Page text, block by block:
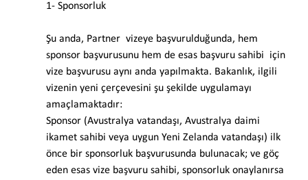
1- Sponsorluk
Şu anda, Partner  vizeye başvurulduğunda, hem
sponsor başvurusunu hem de esas başvuru sahibi  için
vize başvurusu aynı anda yapılmakta. Bakanlık, ilgili
vizenin yeni çerçevesini şu şekilde uygulamayı
amaçlamaktadır:
Sponsor (Avustralya vatandaşı, Avustralya daimi
ikamet sahibi veya uygun Yeni Zelanda vatandaşı) ilk
önce bir sponsorluk başvurusunda bulunacak; ve göç
eden esas vize başvuru sahibi, sponsorluk onaylanırsa